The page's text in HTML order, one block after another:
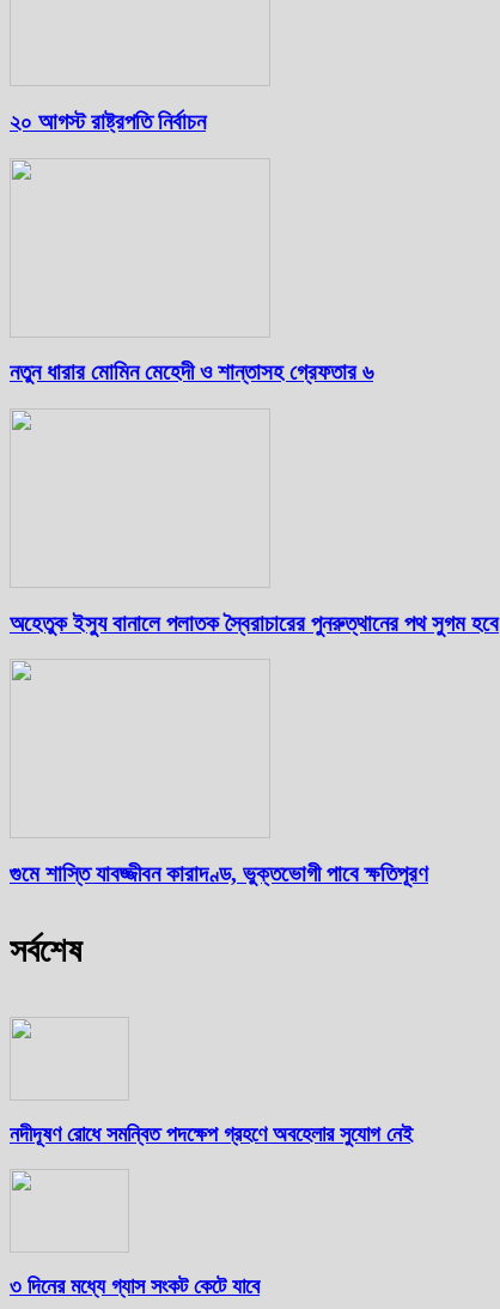
২০ আগস্ট রাষ্ট্রপতি নির্বাচন
নতুন ধারার মোমিন মেহেদী ও শান্তাসহ গ্রেফতার ৬
অহেতুক ইস্যু বানালে পলাতক স্বৈরাচারের পুনরুত্থানের পথ সুগম হবে
গুমে শাস্তি যাবজ্জীবন কারাদণ্ড, ভুক্তভোগী পাবে ক্ষতিপূরণ
সর্বশেষ
নদীদূষণ রোধে সমন্বিত পদক্ষেপ গ্রহণে অবহেলার সুযোগ নেই
৩ দিনের মধ্যে গ্যাস সংকট কেটে যাবে